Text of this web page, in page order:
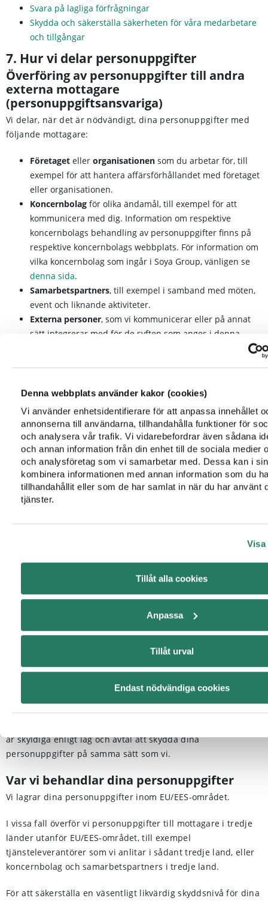
Denna webbplats använder kakor (cookies)
Vi använder enhetsidentifierare för att anpassa innehållet
annonserna till användarna, tillhandahålla funktioner för
och analysera vår trafik. Vi vidarebefordrar även sådana
och annan information från din enhet till de sociala medier
och analysföretag som vi samarbetar med. Dessa kan i
kombinera informationen med annan information som du
tillhandahållit eller som de har samlat in när du har använt
tjänster.
Visa
Tillåt alla cookies
Anpassa
Tillåt urval
Endast nödvändiga cookies
Svara på lagliga förfrågningar
Skydda och säkerställa säkerheten för våra medarbetare
och tillgångar
7. Hur vi delar personuppgifter
Överföring av personuppgifter till andra
externa mottagare
(personuppgiftsansvariga)
Vi delar, när det är nödvändigt, dina personuppgifter med
följande mottagare:
Företaget eller organisationen som du arbetar för, till
exempel för att hantera affärsförhållandet med företaget
eller organisationen.
Koncernbolag för olika ändamål, till exempel för att
kommunicera med dig. Information om respektive
koncernbolags behandling av personuppgifter finns på
respektive koncernbolags webbplats. För information om
vilka koncernbolag som ingår i Soya Group, vänligen se
denna sida.
Samarbetspartners, till exempel i samband med möten,
event och liknande aktiviteter.
Externa personer, som vi kommunicerar eller på annat
sätt integrerar med för de syften som anges i denna
Bakgrundskontrollsföretag, som vi anlitar för att
genomföra en bakgrundskontroll av dig som jobbsökande
i samband med en rekryteringsprocess.
Andra mottagare, till exempel myndigheter, domstolar
och externa rådgivare i vissa situationer, inklusive för att
uppfylla våra rättsliga skyldigheter eller för att hantera,
bemöta och göra gällande rättsliga krav.
Vilka mottagare som vi delar dina personuppgifter med
du interagerar med oss.
tjänsteleverantörer
(personuppgiftsbiträden)
Vi överför också, när det är nödvändigt för de ändamål som
anges i denna information, personuppgifter till
tjänsteleverantörer som vi har anlitat. Exempel på sådana
tjänsteleverantörer är IT-leverantörer och leverantörer av
Tjänsteleverantörer som behandlar personuppgifter på vårt
uppdrag och enligt våra instruktioner agerar som så kallade
personuppgiftsbiträden till oss. Dessa tjänsteleverantörer
är skyldiga enligt lag och avtal att skydda dina
personuppgifter på samma sätt som vi.
Var vi behandlar dina personuppgifter
Vi lagrar dina personuppgifter inom EU/EES-området.
I vissa fall överför vi personuppgifter till mottagare i tredje
länder utanför EU/EES-området, till exempel
tjänsteleverantörer som vi anlitar i sådant tredje land, eller
koncernbolag och samarbetspartners i tredje land.
För att säkerställa en väsentligt likvärdig skyddsnivå för dina